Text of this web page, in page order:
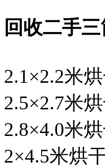
回收二手
2.1×2.2米
2.5×2.7米
2.8×4.0米
2×4.5米烘